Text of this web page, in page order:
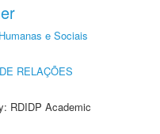
e Sociais
RELAÇÕES
RDIDP Academic